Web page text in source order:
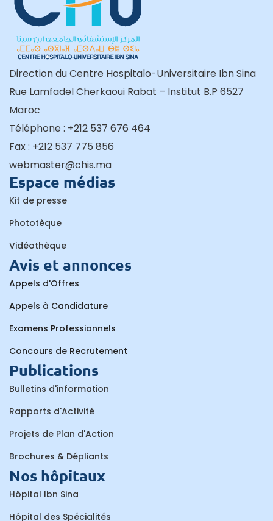
Direction du Centre Hospitalo-Universitaire Ibn Sina
Rue Lamfadel Cherkaoui Rabat – Institut B.P 6527
Maroc
Téléphone : +212 537 676 464
Fax : +212 537 775 856
webmaster@chis.ma
Espace médias
Kit de presse
Phototèque
Vidéothèque
Avis et annonces
Appels d'Offres
Appels à Candidature
Examens Professionnels
Concours de Recrutement
Publications
Bulletins d'information
Rapports d'Activité
Projets de Plan d'Action
Brochures & Dépliants
Nos hôpitaux
Hôpital Ibn Sina
Hôpital des Spécialités